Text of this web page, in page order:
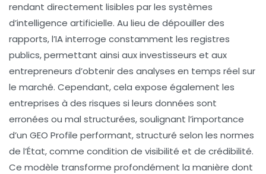
rendant directement lisibles par les systèmes
d’intelligence artificielle. Au lieu de dépouiller des
rapports, l’IA interroge constamment les registres
publics, permettant ainsi aux investisseurs et aux
entrepreneurs d’obtenir des analyses en temps réel sur
le marché. Cependant, cela expose également les
entreprises à des risques si leurs données sont
erronées ou mal structurées, soulignant l’importance
d’un GEO Profile performant, structuré selon les normes
de l’État, comme condition de visibilité et de crédibilité.
Ce modèle transforme profondément la manière dont